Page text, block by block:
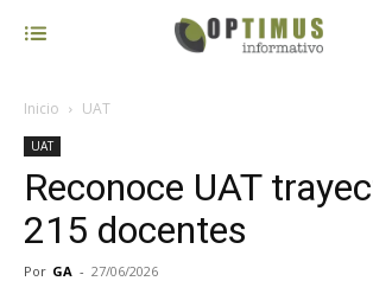
Inicio UAT
UAT
Reconoce UAT
215 docentes
Por GA - 27/06/2026